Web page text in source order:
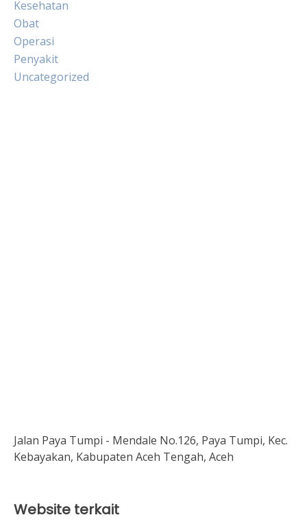
Kesehatan
Obat
Operasi
Penyakit
Uncategorized
Jalan Paya Tumpi - Mendale No.126, Paya Tumpi, Kec.
Kebayakan, Kabupaten Aceh Tengah, Aceh
Website terkait